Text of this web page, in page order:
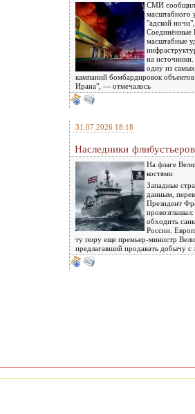
СМИ
масштабного
"адской
Соединённые
масштабные
на
одну из
кампаний бомбардировок
Ирана", — отмечалось
31.07.2026 18:18
Наследники флибустьеров
На флаге
костями
Западные
данным,
Президент
обходить
России.
ту пору еще премьер-министр
предлагавший продавать добычу с